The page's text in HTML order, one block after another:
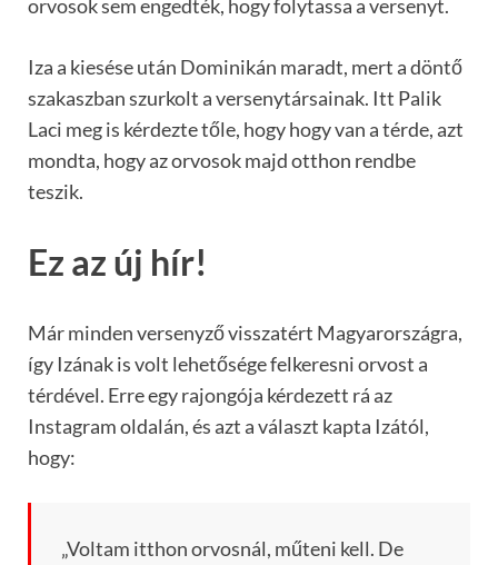
orvosok sem engedték, hogy folytassa a versenyt.
Iza a kiesése után Dominikán maradt, mert a döntő
szakaszban szurkolt a versenytársainak. Itt Palik
Laci meg is kérdezte tőle, hogy hogy van a térde, azt
mondta, hogy az orvosok majd otthon rendbe
teszik.
Ez az új hír!
Már minden versenyző visszatért Magyarországra,
így Izának is volt lehetősége felkeresni orvost a
térdével. Erre egy rajongója kérdezett rá az
Instagram oldalán, és azt a választ kapta Izától,
hogy:
„Voltam itthon orvosnál, műteni kell. De